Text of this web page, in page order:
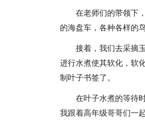
在老师们的带领下
的海盘车，各种各样的
接着，我们去采摘
进行水煮使其软化，软
制叶子书签了。
在叶子水煮的等待
我跟着高年级哥哥们一